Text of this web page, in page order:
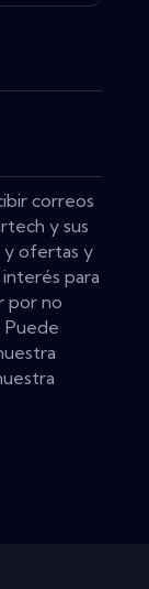
correos
y sus
y ofertas y
para
por no
Puede